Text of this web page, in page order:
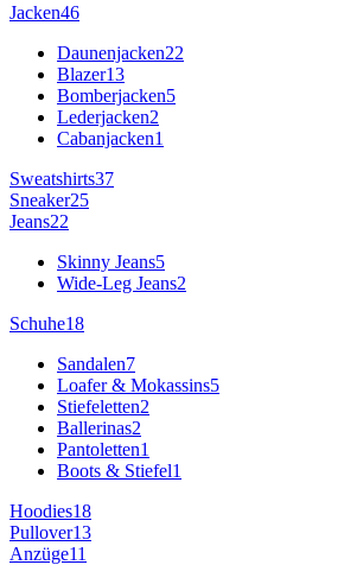
Jacken46
Daunenjacken22
Blazer13
Bomberjacken5
Lederjacken2
Cabanjacken1
Sweatshirts37
Sneaker25
Jeans22
Skinny Jeans5
Wide-Leg Jeans2
Schuhe18
Sandalen7
Loafer & Mokassins5
Stiefeletten2
Ballerinas2
Pantoletten1
Boots & Stiefel1
Hoodies18
Pullover13
Anzüge11